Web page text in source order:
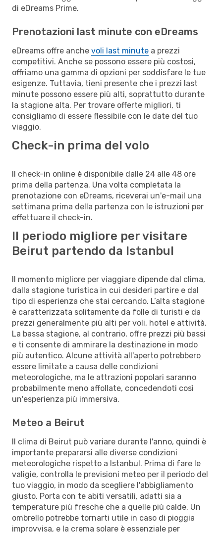
di eDreams Prime.
Prenotazioni last minute con eDreams
eDreams offre anche voli last minute a prezzi
competitivi. Anche se possono essere più costosi,
offriamo una gamma di opzioni per soddisfare le tue
esigenze. Tuttavia, tieni presente che i prezzi last
minute possono essere più alti, soprattutto durante
la stagione alta. Per trovare offerte migliori, ti
consigliamo di essere flessibile con le date del tuo
viaggio.
Check-in prima del volo
Il check-in online è disponibile dalle 24 alle 48 ore
prima della partenza. Una volta completata la
prenotazione con eDreams, riceverai un'e-mail una
settimana prima della partenza con le istruzioni per
effettuare il check-in.
Il periodo migliore per visitare
Beirut partendo da Istanbul
Il momento migliore per viaggiare dipende dal clima,
dalla stagione turistica in cui desideri partire e dal
tipo di esperienza che stai cercando. L’alta stagione
è caratterizzata solitamente da folle di turisti e da
prezzi generalmente più alti per voli, hotel e attività.
La bassa stagione, al contrario, offre prezzi più bassi
e ti consente di ammirare la destinazione in modo
più autentico. Alcune attività all'aperto potrebbero
essere limitate a causa delle condizioni
meteorologiche, ma le attrazioni popolari saranno
probabilmente meno affollate, concedendoti così
un'esperienza più immersiva.
Meteo a Beirut
Il clima di Beirut può variare durante l'anno, quindi è
importante prepararsi alle diverse condizioni
meteorologiche rispetto a Istanbul. Prima di fare le
valigie, controlla le previsioni meteo per il periodo del
tuo viaggio, in modo da scegliere l'abbigliamento
giusto. Porta con te abiti versatili, adatti sia a
temperature più fresche che a quelle più calde. Un
ombrello potrebbe tornarti utile in caso di pioggia
improvvisa, e la crema solare è essenziale per